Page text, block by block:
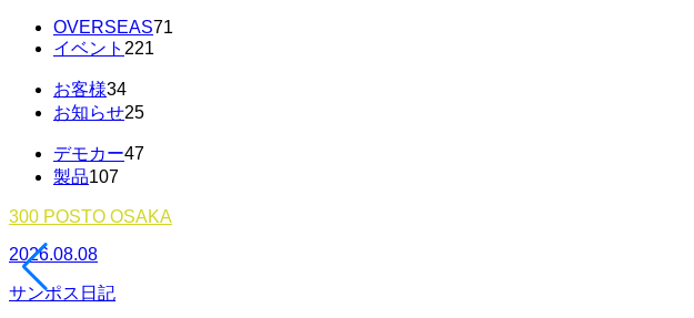
OVERSEAS71
イベント 221
お客様34
お知らせ25
デモカー47
製品107
300 POSTO OSAKA
2026.08.08
サンポス日記